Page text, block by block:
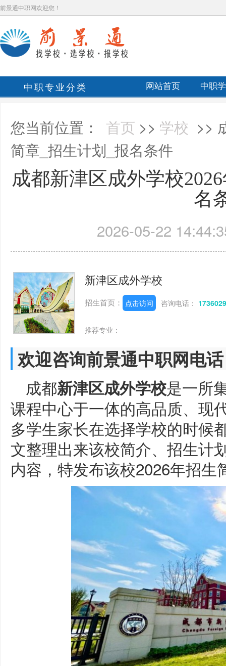
前景通中职网欢迎您！
中职专业分类 网站首页 中职
您当前位置： 首页 >> 学校 >>
简章_招生计划_报名条件
成都新津区成外学校
名
2026-05-22
新津区成外学校
招生首页： 点击访问 咨询电话：
推荐专业：
欢迎咨询前景通中职网电
成都新津区成外学校是一所
课程中心于一体的高品质、现
多学生家长在选择学校的时候
文整理出来该校简介、招生计
内容，特发布该校2026年招生